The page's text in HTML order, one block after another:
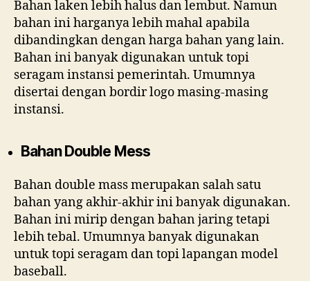
Bahan laken lebih halus dan lembut. Namun
bahan ini harganya lebih mahal apabila
dibandingkan dengan harga bahan yang lain.
Bahan ini banyak digunakan untuk topi
seragam instansi pemerintah. Umumnya
disertai dengan bordir logo masing-masing
instansi.
Bahan Double Mess
Bahan double mass merupakan salah satu
bahan yang akhir-akhir ini banyak digunakan.
Bahan ini mirip dengan bahan jaring tetapi
lebih tebal. Umumnya banyak digunakan
untuk topi seragam dan topi lapangan model
baseball.